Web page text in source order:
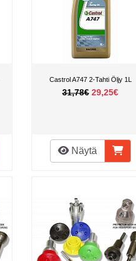
Castrol A747 2-Tahti Öljy 1L
31,78€ 29,25€
Näytä